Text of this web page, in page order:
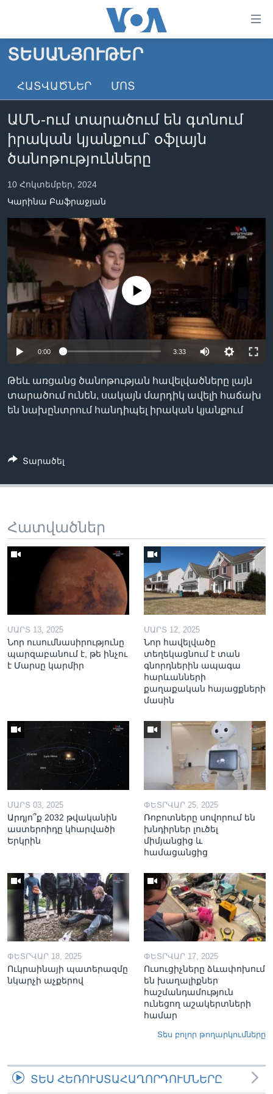
անցնել
հիմնական
անցնել
բովանդակությանը
հիմնական
բովանդակություն
ԳԼԽԱՎՈՐ ԷՋ
ԼՈՒՐԵՐ
ՖԻԼՄԵՐ
IN ENGLISH
ՄԵՐ ՄԱՍԻՆ
«ԱՄԵՐԻԿԱՅԻ ՁԱՅՆ»-Ի ԿԱՆՈՆԱԴՐՈՒԹՅՈՒՆ
ԿԱՊ ՄԵԶ ՀԵՏ
ՈՒԿՐԱԻՆԱԿԱՆ ՊԱՏԵՐԱԶՄ
Learning English
ՀԵՏԵՒԵՔ ՄԵԶ
Լեզուներ
ՏԵՍԱՆՅՈՒԹԵՐ
ՀԱՏՎԱԾՆԵՐ ՄՈՏ
ԱՄՆ-ում տարածում են գտնում
իրական կյանքում՝ օֆլայն
ծանոթությունները
10 Հոկտեմբեր, 2024
Կարինա Բաֆրաջյան
No media source currently available
0:00 3:33
Թեև առցանց ծանոթության հավելվածները լայն
տարածում ունեն, սակայն մարդիկ ավելի հաճախ
են նախընտրում հանդիպել իրական կյանքում
Տարածել
Հատվածներ
ՄԱՐՏ 13, 2025
Նոր ուսումնասիրությունը
պարզաբանում է, թե ինչու
է Մարսը կարմիր
ՄԱՐՏ 12, 2025
Նոր հավելվածը
տեղեկացնում է տան
գնորդներին ապագա
հարևանների
քաղաքական հայացքների
մասին
ՄԱՐՏ 03, 2025
Արդյո՞ք 2032 թվականին
աստերոիդը կհարվածի
Երկրին
ՓԵՏՐՎԱՐ 25, 2025
Ռոբոտները սովորում են
խնդիրներ լուծել
միմյանցից և
համացանցից
ՓԵՏՐՎԱՐ 18, 2025
Ուկրաինայի պատերազմը
նկարչի աչքերով
ՓԵՏՐՎԱՐ 17, 2025
Ուսուցիչները ձևափոխում
են խաղալիքներ
հաշմանդամություն
ունեցող աշակերտների
համար
Տես բոլոր թողարկումները
ՏԵՍ ՀԵՌՈՒՍՏԱՀԱՂՈՐԴՈՒՄՆԵՐԸ